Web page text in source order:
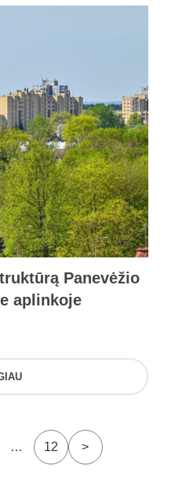
Panevėžio
aplinkoje
… 12 >